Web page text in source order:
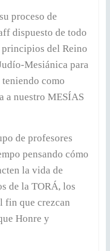
proceso de
dispuesto de todo
del Reino
Mesiánica para
como
a nuestro MESÍAS
de profesores
pensando cómo
la vida de
de la TORÁ, los
fin que crezcan
Honre y